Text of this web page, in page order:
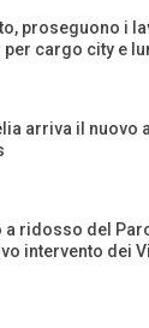
proseguono i
cargo city e
arriva il nuovo
a ridosso del
intervento dei